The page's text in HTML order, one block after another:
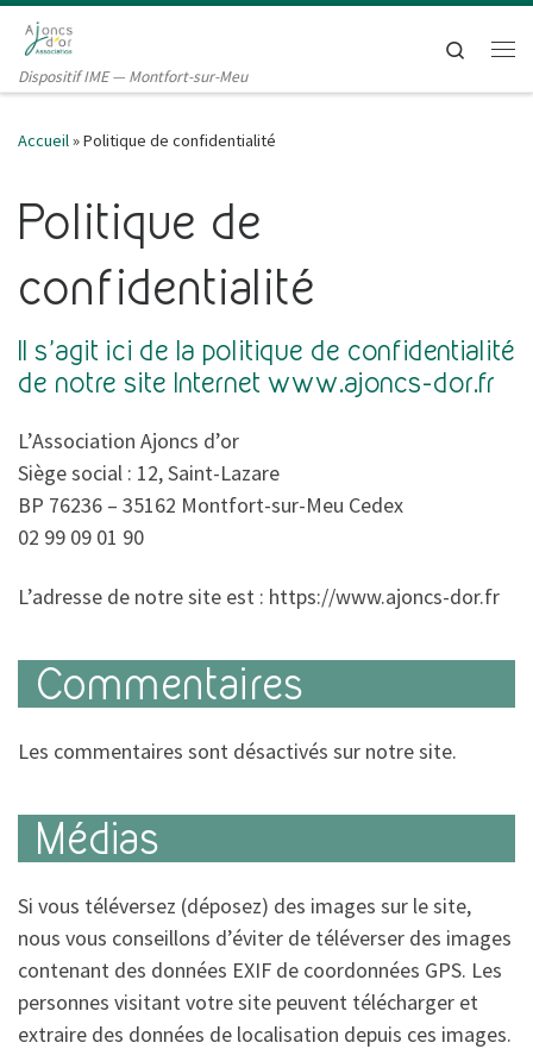
Passer au contenu
Dispositif IME — Montfort-sur-Meu
Search
Accueil»Politique de confidentialité
Politique de
confidentialité
Il s’agit ici de la politique de confidentialité
de notre site Internet www.ajoncs-dor.fr
L’Association Ajoncs d’or
Siège social : 12, Saint-Lazare
BP 76236 – 35162 Montfort-sur-Meu Cedex
02 99 09 01 90
L’adresse de notre site est : https://www.ajoncs-dor.fr
Commentaires
Les commentaires sont désactivés sur notre site.
Médias
Si vous téléversez (déposez) des images sur le site,
nous vous conseillons d’éviter de téléverser des images
contenant des données EXIF de coordonnées GPS. Les
personnes visitant votre site peuvent télécharger et
extraire des données de localisation depuis ces images.